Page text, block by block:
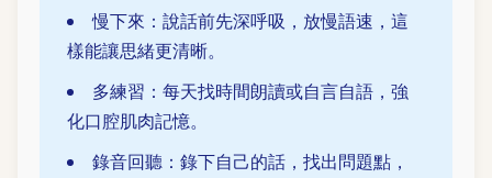
慢下來：說話前先深呼吸，放慢語速，這
樣能讓思緒更清晰。
多練習：每天找時間朗讀或自言自語，強
化口腔肌肉記憶。
錄音回聽：錄下自己的話，找出問題點，